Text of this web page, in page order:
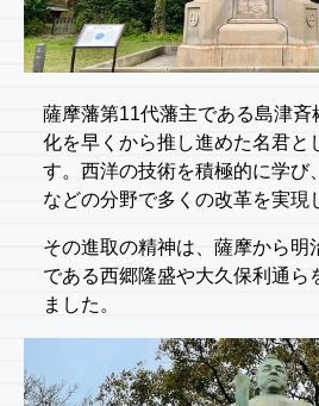
薩摩藩第11代藩主である島津斉
化を早くから推し進めた名君と
す。西洋の技術を積極的に学び
などの分野で多くの改革を実現
その進取の精神は、薩摩から明
である西郷隆盛や大久保利通ら
ました。